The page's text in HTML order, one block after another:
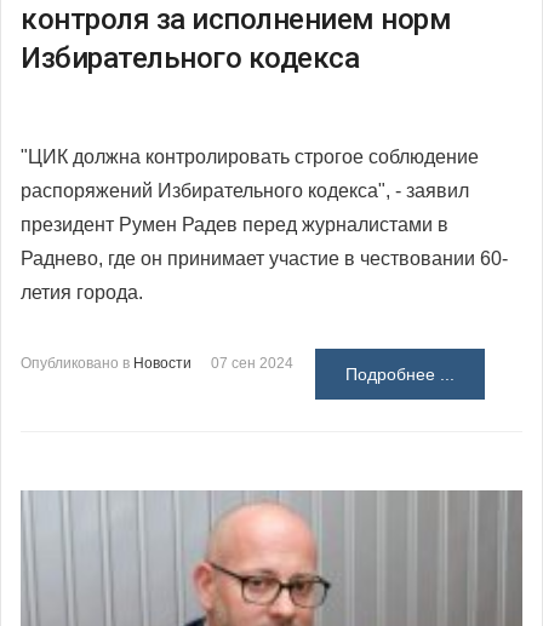
контроля за исполнением норм
Избирательного кодекса
"ЦИК должна контролировать строгое соблюдение
распоряжений Избирательного кодекса", - заявил
президент Румен Радев перед журналистами в
Раднево, где он принимает участие в чествовании 60-
летия города.
Опубликовано в Новости 07 сен 2024
Подробнее ...